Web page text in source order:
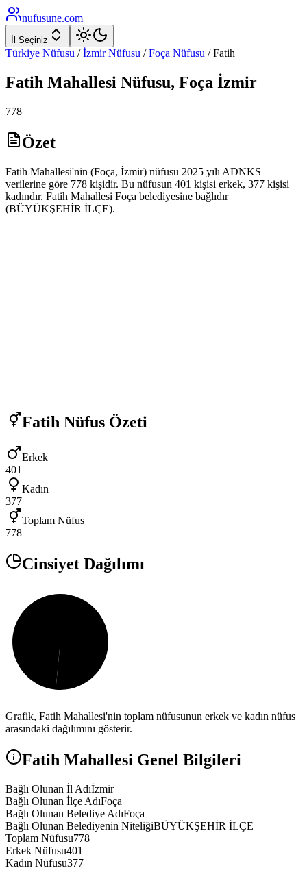
nufusune.com
İl Seçiniz
Türkiye Nüfusu / İzmirNüfusu / Foça Nüfusu /Fatih
Fatih Mahallesi Nüfusu, Foça İzmir
778
Özet
Fatih Mahallesi'nin (Foça, İzmir) nüfusu 2025 yılı ADNKS
verilerine göre 778 kişidir. Bu nüfusun 401 kişisi erkek, 377 kişisi
kadındır. Fatih Mahallesi Foça belediyesine bağlıdır
(BÜYÜKŞEHİR İLÇE).
Fatih Nüfus Özeti
Erkek
401
Kadın
377
Toplam Nüfus
778
Cinsiyet Dağılımı
Grafik, Fatih Mahallesi'nin toplam nüfusunun erkek ve kadın nüfus
arasındaki dağılımını gösterir.
Fatih Mahallesi Genel Bilgileri
Bağlı Olunan İl Adıİzmir
Bağlı Olunan İlçe AdıFoça
Bağlı Olunan Belediye AdıFoça
Bağlı Olunan Belediyenin NiteliğiBÜYÜKŞEHİR İLÇE
Toplam Nüfusu778
Erkek Nüfusu401
Kadın Nüfusu377